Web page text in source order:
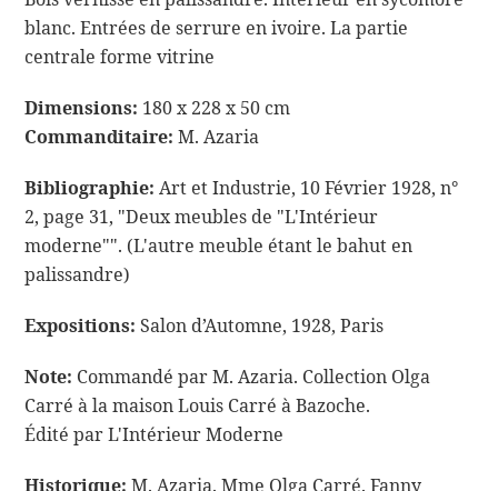
blanc. Entrées de serrure en ivoire. La partie
centrale forme vitrine
Dimensions: 180 x 228 x 50 cm
Commanditaire: M. Azaria
Bibliographie: Art et Industrie, 10 Février 1928, n°
2, page 31, "Deux meubles de "L'Intérieur
moderne"". (L'autre meuble étant le bahut en
palissandre)
Expositions: Salon d’Automne, 1928, Paris
Note: Commandé par M. Azaria. Collection Olga
Carré à la maison Louis Carré à Bazoche.
Édité par L'Intérieur Moderne
Historique: M. Azaria. Mme Olga Carré. Fanny